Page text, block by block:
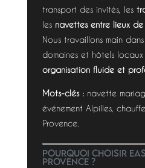
transport des invités, les
les navettes entre lieux
Nous travaillons main
domaines et hôtels
organisation fluide et
Mots-clés :navette
événement Alpilles,
Provence.
Pourquoi choisir
Provence ?